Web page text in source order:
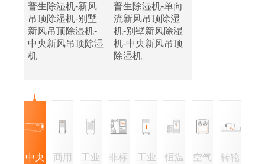
普生除湿机-新风
吊顶除湿机-别墅
新风吊顶除湿机-
中央新风吊顶除湿
机
普生除湿机-单向
流新风吊顶除湿
机-别墅新风除湿
机-中央新风吊顶
除湿机
中央
商用
工业
非标
工业
恒温
空气
转轮